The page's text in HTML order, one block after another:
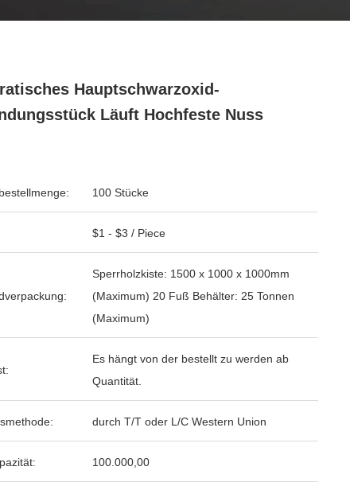
Hauptschwarzoxid-
Läuft Hochfeste Nuss
100 Stücke
$1 - $3 / Piece
Sperrholzkiste: 1500 x 1000 x 1000mm
(Maximum) 20 Fuß Behälter: 25 Tonnen
(Maximum)
Es hängt von der bestellt zu werden ab
Quantität.
durch T/T oder L/C Western Union
100.000,00